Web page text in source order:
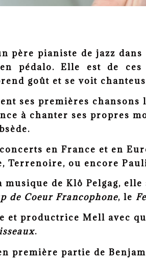
père pianiste de jazz
pédalo. Elle est de
goût et se voit
ses premières
à chanter ses propres
en France et en
Terrenoire, ou encore
de Klô Pelgag,
de Coeur Francophone, le
et productrice Mell avec
.
première partie de